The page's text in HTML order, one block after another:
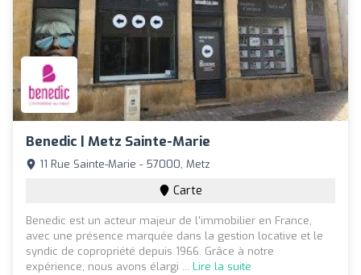
Benedic | Metz Sainte-Marie
11 Rue Sainte-Marie - 57000, Metz
Carte
Benedic est un acteur majeur de l'immobilier en France,
avec une présence marquée dans la gestion locative et le
syndic de copropriété depuis 1966. Grâce à notre
expérience, nous avons élargi ... Lire la suite